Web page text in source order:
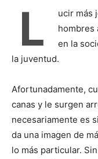
L
ucir más
hombres
en la
la juventud.
Afortunadamente,
canas y le surgen
necesariamente es
da una imagen de
lo más particular.